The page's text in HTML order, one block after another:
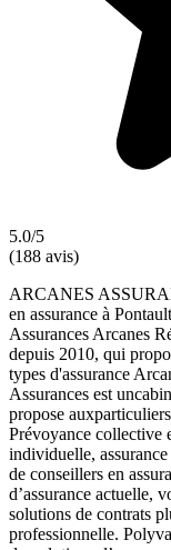
5.0/5
(188 avis)
ARCANES
en assurance à
Assurances Arcanes
depuis 2010, qui
types d'assurance
Assurances est
propose
Prévoyance collective
individuelle,
de conseillers en
d’assurance actuelle,
solutions de contrats
professionnelle.